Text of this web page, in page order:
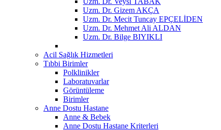
Uzm. Dr. Gizem AKÇA
Uzm. Dr. Mecit Tuncay EPÇELİDEN
Uzm. Dr. Mehmet Ali ALDAN
Uzm. Dr. Bilge BIYIKLI
Acil Sağlık Hizmetleri
Tıbbi Birimler
Polklinikler
Laboratuvarlar
Görüntüleme
Birimler
Anne Dostu Hastane
Anne & Bebek
Anne Dostu Hastane Kriterleri